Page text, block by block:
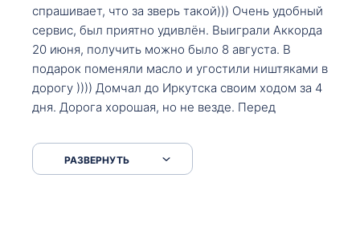
спрашивает, что за зверь такой))) Очень удобный
сервис, был приятно удивлён. Выиграли Аккорда
20 июня, получить можно было 8 августа. В
подарок поменяли масло и угостили ништяками в
дорогу )))) Домчал до Иркутска своим ходом за 4
дня. Дорога хорошая, но не везде. Перед
серпантинах по пути следования.
РАЗВЕРНУТЬ